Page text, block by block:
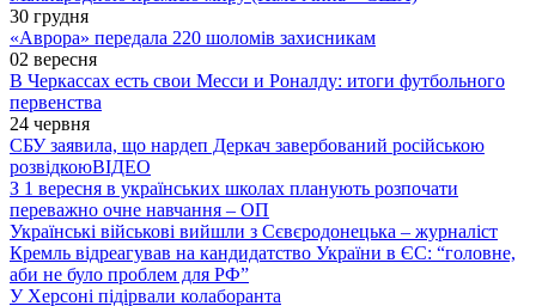
30 грудня
«Аврора» передала 220 шоломів захисникам
02 вересня
В Черкассах есть свои Месси и Роналду: итоги футбольного
первенства
24 червня
СБУ заявила, що нардеп Деркач завербований російською
розвідкоюВІДЕО
З 1 вересня в українських школах планують розпочати
переважно очне навчання – ОП
Українські військові вийшли з Сєвєродонецька – журналіст
Кремль відреагував на кандидатство України в ЄС: “головне,
аби не було проблем для РФ”
У Херсоні підірвали колаборанта